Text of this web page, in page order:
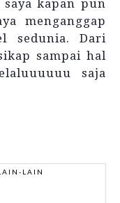
kapan pun
menganggap
sedunia. Dari
sampai hal
saja
LAIN